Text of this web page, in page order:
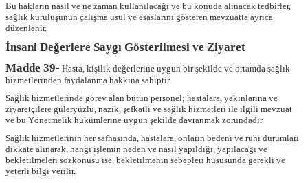
Bu hakların nasıl ve ne zaman kullanılacağı ve bu konuda alınacak tedbirler,
sağlık kuruluşunun çalışma usul ve esaslarını gösteren mevzuatta ayrıca
düzenlenir.
İnsani Değerlere Saygı Gösterilmesi ve Ziyaret
Madde 39- Hasta, kişilik değerlerine uygun bir şekilde ve ortamda sağlık
hizmetlerinden faydalanma hakkına sahiptir.
Sağlık hizmetlerinde görev alan bütün personel; hastalara, yakınlarına ve
ziyaretçilere güleryüzlü, nazik, şefkatli ve sağlık hizmetleri ile ilgili mevzuat
ve bu Yönetmelik hükümlerine uygun şekilde davranmak zorundadır.
Sağlık hizmetlerinin her safhasında, hastalara, onların bedeni ve ruhi durumları
dikkate alınarak, hangi işlemin neden ve nasıl yapıldığı, yapılacağı ve
bekletilmeleri sözkonusu ise, bekletilmenin sebepleri hususunda gerekli ve
yeterli bilgi verilir.